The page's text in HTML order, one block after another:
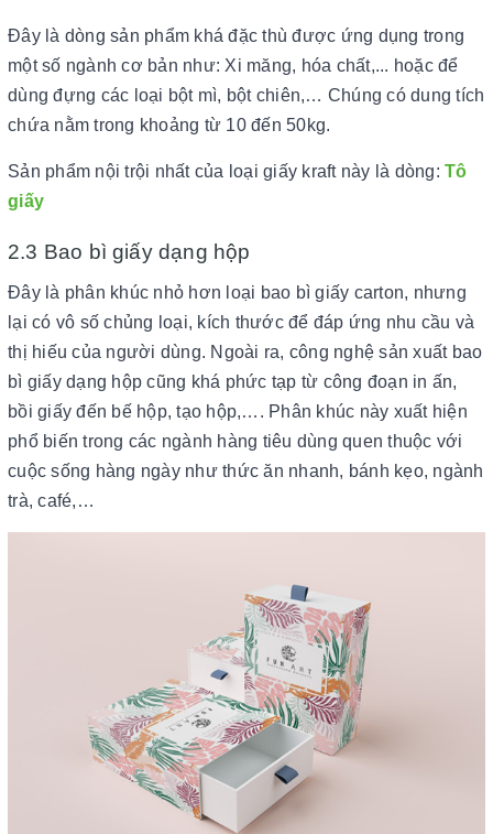
Đây là dòng sản phẩm khá đặc thù được ứng dụng trong
một số ngành cơ bản như: Xi măng, hóa chất,... hoặc để
dùng đựng các loại bột mì, bột chiên,… Chúng có dung tích
chứa nằm trong khoảng từ 10 đến 50kg.
Sản phẩm nội trội nhất của loại giấy kraft này là dòng: Tô
giấy
2.3 Bao bì giấy dạng hộp
Đây là phân khúc nhỏ hơn loại bao bì giấy carton, nhưng
lại có vô số chủng loại, kích thước để đáp ứng nhu cầu và
thị hiếu của người dùng. Ngoài ra, công nghệ sản xuất bao
bì giấy dạng hộp cũng khá phức tạp từ công đoạn in ấn,
bồi giấy đến bế hộp, tạo hộp,…. Phân khúc này xuất hiện
phổ biến trong các ngành hàng tiêu dùng quen thuộc với
cuộc sống hàng ngày như thức ăn nhanh, bánh kẹo, ngành
trà, café,…